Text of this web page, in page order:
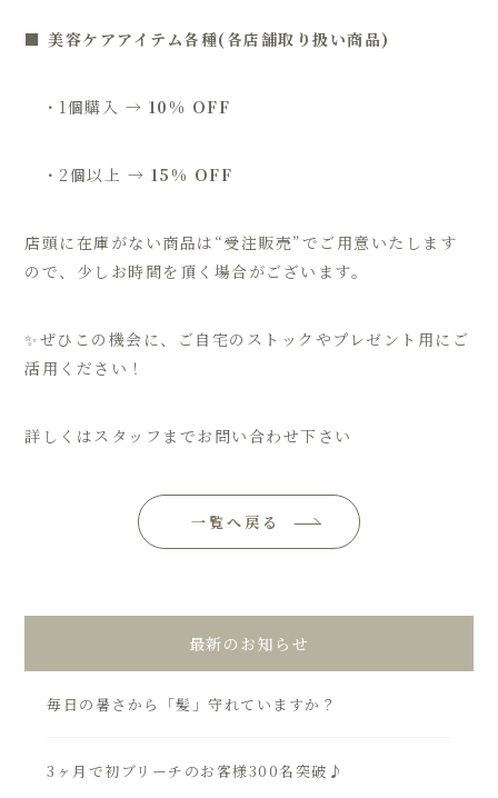
■美容ケアアイテム各種(各店舗取り扱い商品)
・1個購入 → 10% OFF
・2個以上 → 15% OFF
店頭に在庫がない商品は“受注販売”でご用意いたします
ので、少しお時間を頂く場合がございます。
✨ぜひこの機会に、ご自宅のストックやプレゼント用にご
活用ください！
詳しくはスタッフまでお問い合わせ下さい
一覧へ戻る
最新のお知らせ
毎日の暑さから「髪」守れていますか？
3ヶ月で初ブリーチのお客様300名突破♪